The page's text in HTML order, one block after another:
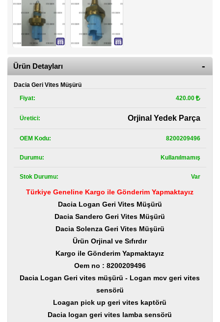
Renault
Yedek
Fiat
Yedek
Parça
TOFAŞ
Yedek
DACIA
Yedek
Romeo
Parça
Yedek
Parça
Ürün Detayları
Dacia Geri Vites Müşürü
Fiyat:
420.00
Üretici: Orjinal Yedek Parça
OEM Kodu: 8200209496
Durumu: Kullanılmamış
Stok Durumu: Var
Türkiye Geneline Kargo ile Gönderim Yapmaktayız
Dacia Logan Geri Vites Müşürü
Dacia Sandero Geri Vites Müşürü
Dacia Solenza Geri Vites Müşürü
Ürün Orjinal ve Sıfırdır
Kargo ile Gönderim Yapmaktayız
Oem no : 8200209496
Dacia Logan Geri vites müşürü - Logan mcv geri vites
sensörü
Loagan pick up geri vites kaptörü
Dacia logan geri vites lamba sensörü